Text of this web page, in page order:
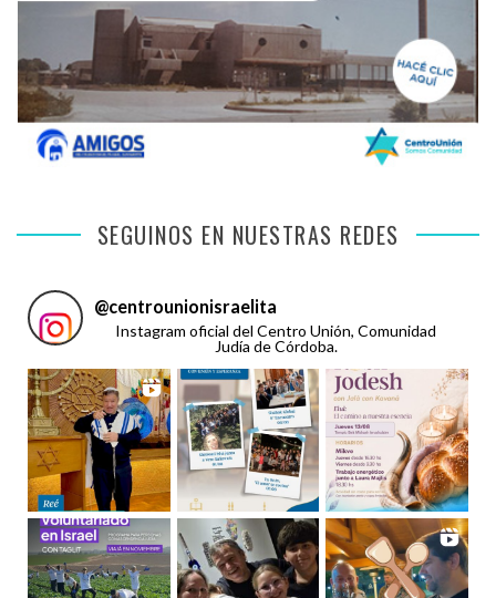
SEGUINOS EN NUESTRAS REDES
@centrounionisraelita
Instagram oficial del Centro Unión, Comunidad
Judía de Córdoba.